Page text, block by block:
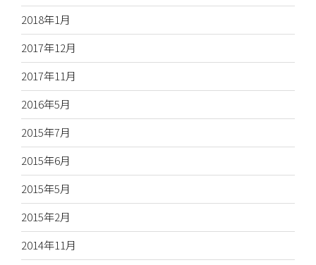
2018年1月
2017年12月
2017年11月
2016年5月
2015年7月
2015年6月
2015年5月
2015年2月
2014年11月